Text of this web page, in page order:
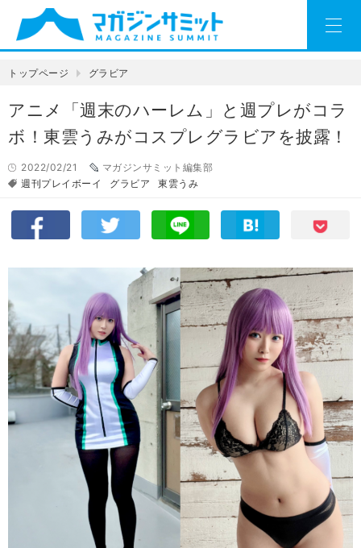
トップページ グラビア
アニメ「週末のハーレム」と週プレがコラ
ボ！東雲うみがコスプレグラビアを披露！
2022/02/21
マガジンサミット編集部
週刊プレイボーイ
グラビア 東雲うみ